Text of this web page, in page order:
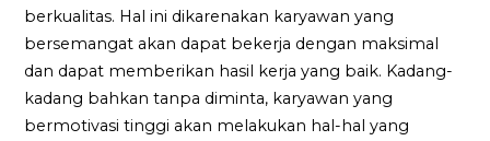
berkualitas. Hal ini dikarenakan karyawan yang
bersemangat akan dapat bekerja dengan maksimal
dan dapat memberikan hasil kerja yang baik. Kadang-
kadang bahkan tanpa diminta, karyawan yang
bermotivasi tinggi akan melakukan hal-hal yang